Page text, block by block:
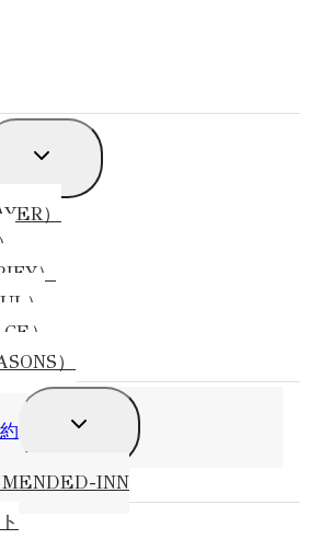
子
ュ
を
切
替
え
る
）
）
）
）
）
子
ュ INN